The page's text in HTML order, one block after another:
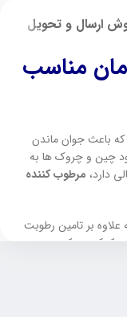
ارسال و تحویل
مناسب
باعث جوان ماندن
چین و چروک ها به
دارد، مرطوب کننده
علاوه بر تامین رطوبت
کمک می کنند.